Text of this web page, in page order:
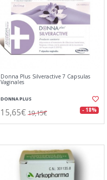
Donna Plus Silveractive 7 Capsulas
Vaginales
DONNA PLUS
15,65€ 19,15€ - 18%